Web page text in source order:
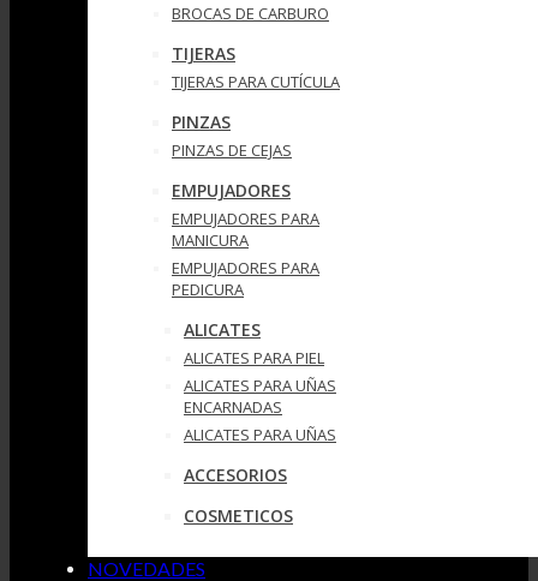
BROCAS DE CARBURO
TIJERAS
TIJERAS PARA CUTÍCULA
PINZAS
PINZAS DE CEJAS
EMPUJADORES
EMPUJADORES PARA
MANICURA
EMPUJADORES PARA
PEDICURA
ALICATES
ALICATES PARA PIEL
ALICATES PARA UÑAS
ENCARNADAS
ALICATES PARA UÑAS
ACCESORIOS
COSMETICOS
NOVEDADES